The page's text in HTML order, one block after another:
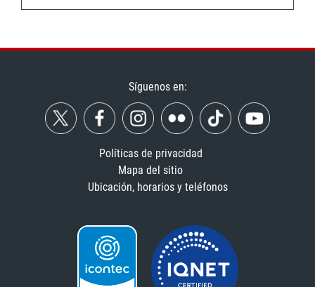
Síguenos en:
Políticas de privacidad
Mapa del sitio
Ubicación, horarios y teléfonos